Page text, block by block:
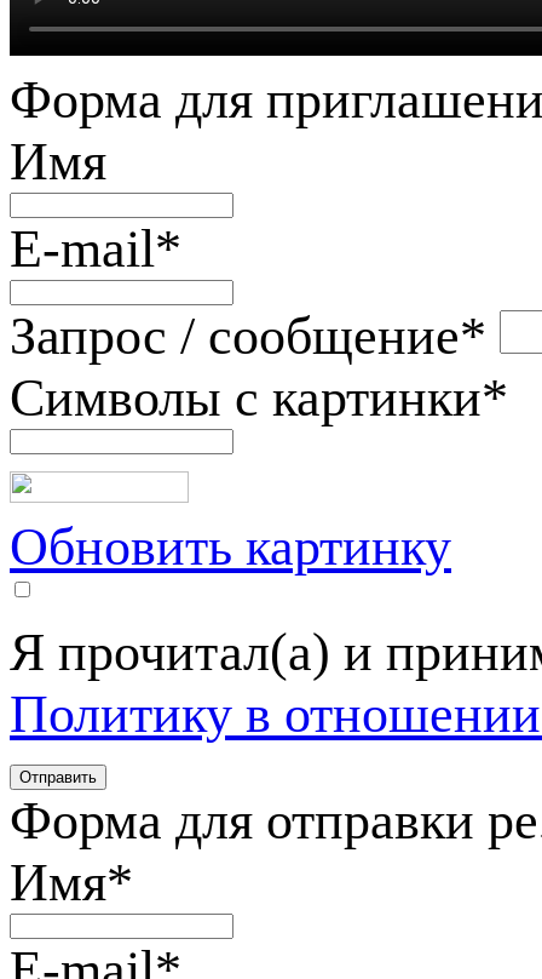
Форма для
Имя
E-mail*
Запрос / сообщение*
Символы с картинки*
Обновить картинку
Я прочитал(а) и
Политику в
Форма для отправки
Имя*